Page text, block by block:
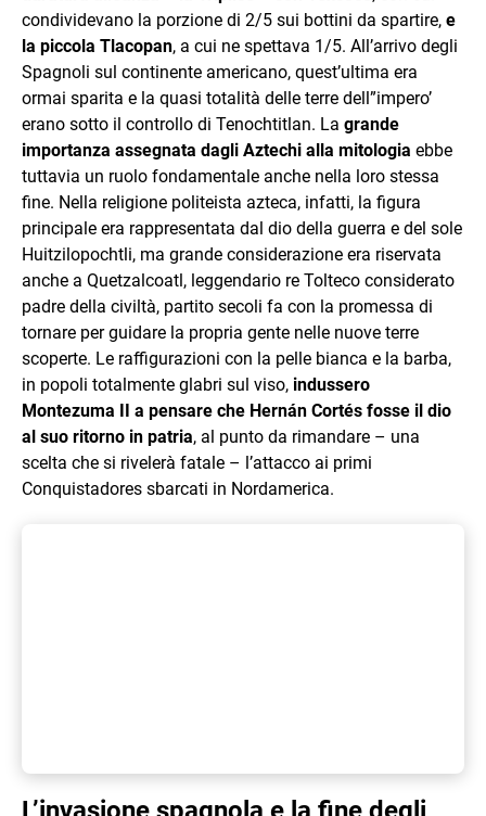
condividevano la porzione di 2/5 sui bottini da spartire, e
la piccola Tlacopan, a cui ne spettava 1/5. All’arrivo degli
Spagnoli sul continente americano, quest’ultima era
ormai sparita e la quasi totalità delle terre dell”impero’
erano sotto il controllo di Tenochtitlan. La grande
importanza assegnata dagli Aztechi alla mitologia ebbe
tuttavia un ruolo fondamentale anche nella loro stessa
fine. Nella religione politeista azteca, infatti, la figura
principale era rappresentata dal dio della guerra e del sole
Huitzilopochtli, ma grande considerazione era riservata
anche a Quetzalcoatl, leggendario re Tolteco considerato
padre della civiltà, partito secoli fa con la promessa di
tornare per guidare la propria gente nelle nuove terre
scoperte. Le raffigurazioni con la pelle bianca e la barba,
in popoli totalmente glabri sul viso, indussero
Montezuma II a pensare che Hernán Cortés fosse il dio
al suo ritorno in patria, al punto da rimandare – una
scelta che si rivelerà fatale – l’attacco ai primi
Conquistadores sbarcati in Nordamerica.